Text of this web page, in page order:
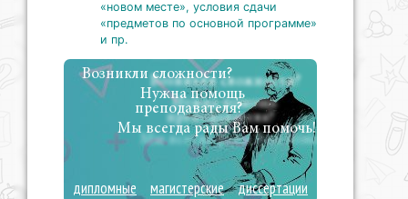
«новом месте», условия сдачи
«предметов по основной программе»
и пр.
Возникли сложности?
Нужна помощь
преподавателя?
Мы всегда рады Вам помочь!
дипломные магистерские диссертации